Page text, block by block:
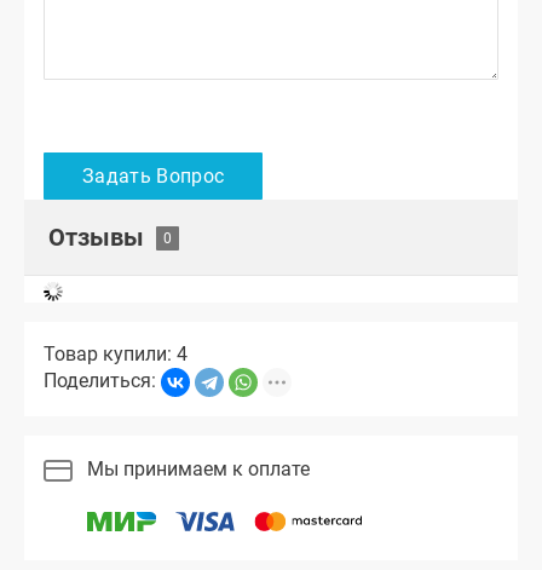
Отзывы
Товар купили: 4
Поделиться:
Мы принимаем к оплате